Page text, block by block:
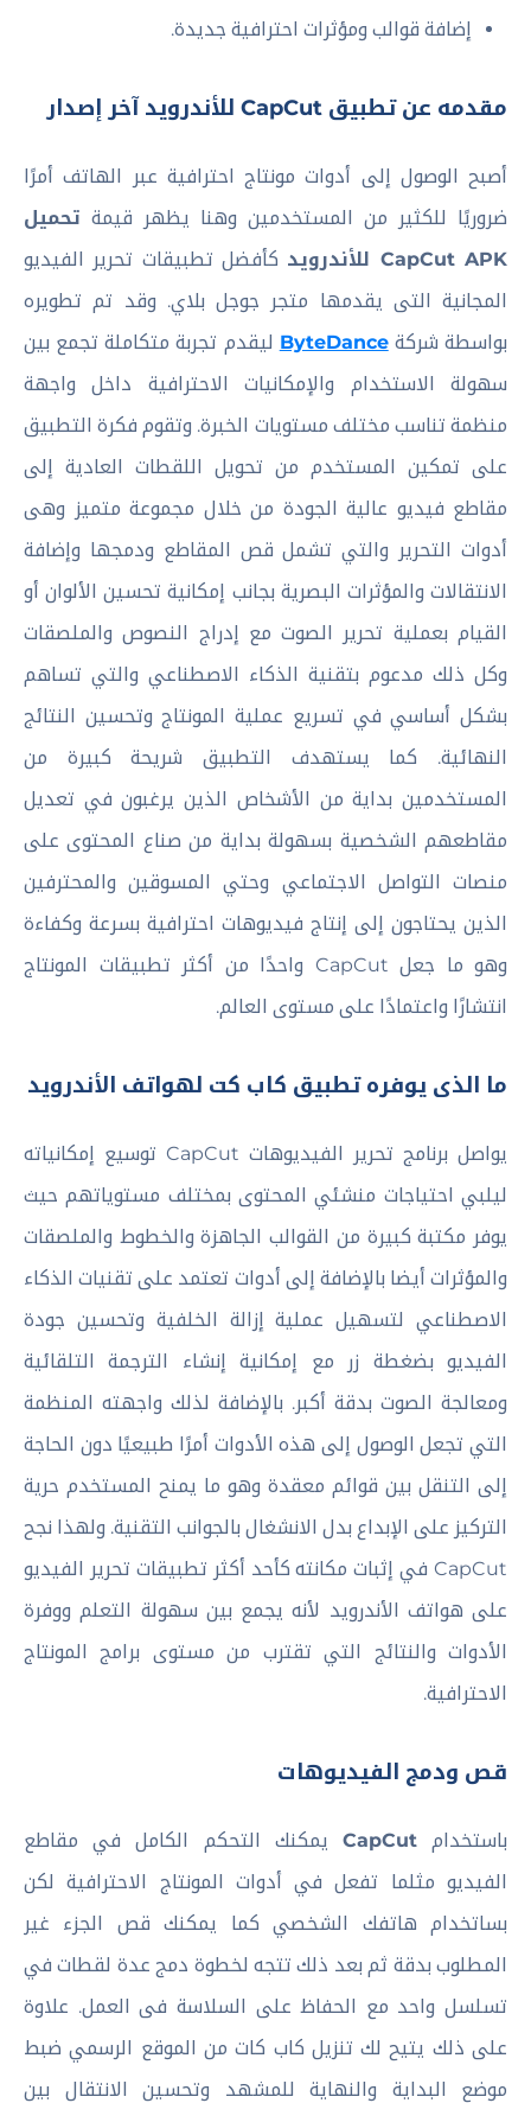
إضافة قوالب ومؤثرات احترافية جديدة.
مقدمه عن تطبيق CapCut للأندرويد آخر إصدار
أصبح الوصول إلى أدوات مونتاج احترافية عبر الهاتف أمرًا
ضروريًا للكثير من المستخدمين وهنا يظهر قيمة تحميل
CapCut APK للأندرويد
كأفضل تطبيقات تحرير الفيديو
المجانية التى يقدمها متجر جوجل بلاي. وقد تم تطويره
بواسطة شركةByteDance ليقدم تجربة متكاملة تجمع بين
سهولة الاستخدام والإمكانيات الاحترافية داخل واجهة
منظمة تناسب مختلف مستويات الخبرة. وتقوم فكرة التطبيق
على تمكين المستخدم من تحويل اللقطات العادية إلى
مقاطع فيديو عالية الجودة من خلال مجموعة متميز وهى
أدوات التحرير والتي تشمل قص المقاطع ودمجها وإضافة
الانتقالات والمؤثرات البصرية بجانب إمكانية تحسين الألوان أو
القيام بعملية تحرير الصوت مع إدراج النصوص والملصقات
وكل ذلك مدعوم بتقنية الذكاء الاصطناعي والتي تساهم
بشكل أساسي في تسريع عملية المونتاج وتحسين النتائج
النهائية. كما يستهدف التطبيق شريحة كبيرة من
المستخدمين بداية من الأشخاص الذين يرغبون في تعديل
مقاطعهم الشخصية بسهولة بداية من صناع المحتوى على
منصات التواصل الاجتماعي وحتي المسوقين والمحترفين
الذين يحتاجون إلى إنتاج فيديوهات احترافية بسرعة وكفاءة
وهو ما جعل CapCut واحدًا من أكثر تطبيقات المونتاج
انتشارًا واعتمادًا على مستوى العالم.
ما الذى يوفره تطبيق كاب كت لهواتف الأندرويد
يواصل برنامج تحرير الفيديوهات CapCut توسيع إمكانياته
ليلبي احتياجات منشئي المحتوى بمختلف مستوياتهم حيث
يوفر مكتبة كبيرة من القوالب الجاهزة والخطوط والملصقات
والمؤثرات أيضا بالإضافة إلى أدوات تعتمد على تقنيات الذكاء
الاصطناعي لتسهيل عملية إزالة الخلفية وتحسين جودة
الفيديو بضغطة زر مع إمكانية إنشاء الترجمة التلقائية
ومعالجة الصوت بدقة أكبر. بالإضافة لذلك واجهته المنظمة
التي تجعل الوصول إلى هذه الأدوات أمرًا طبيعيًا دون الحاجة
إلى التنقل بين قوائم معقدة وهو ما يمنح المستخدم حرية
التركيز على الإبداع بدل الانشغال بالجوانب التقنية. ولهذا نجح
CapCut في إثبات مكانته كأحد أكثر تطبيقات تحرير الفيديو
على هواتف الأندرويد لأنه يجمع بين سهولة التعلم ووفرة
الأدوات والنتائج التي تقترب من مستوى برامج المونتاج
الاحترافية.
قص ودمج الفيديوهات
باستخدامCapCut يمكنك التحكم الكامل في مقاطع
الفيديو مثلما تفعل في أدوات المونتاج الاحترافية لكن
بساتخدام هاتفك الشخصي كما يمكنك قص الجزء غير
المطلوب بدقة ثم بعد ذلك تتجه لخطوة دمج عدة لقطات في
تسلسل واحد مع الحفاظ على السلاسة فى العمل. علاوة
على ذلك يتيح لك تنزيل كاب كات من الموقع الرسمي ضبط
موضع البداية والنهاية للمشهد وتحسين الانتقال بين